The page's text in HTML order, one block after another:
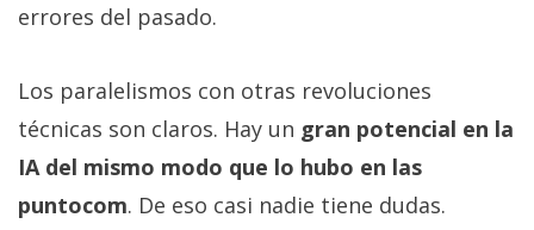
errores del pasado.
Los paralelismos con otras revoluciones
técnicas son claros. Hay un gran potencial en la
IA del mismo modo que lo hubo en las
puntocom. De eso casi nadie tiene dudas.